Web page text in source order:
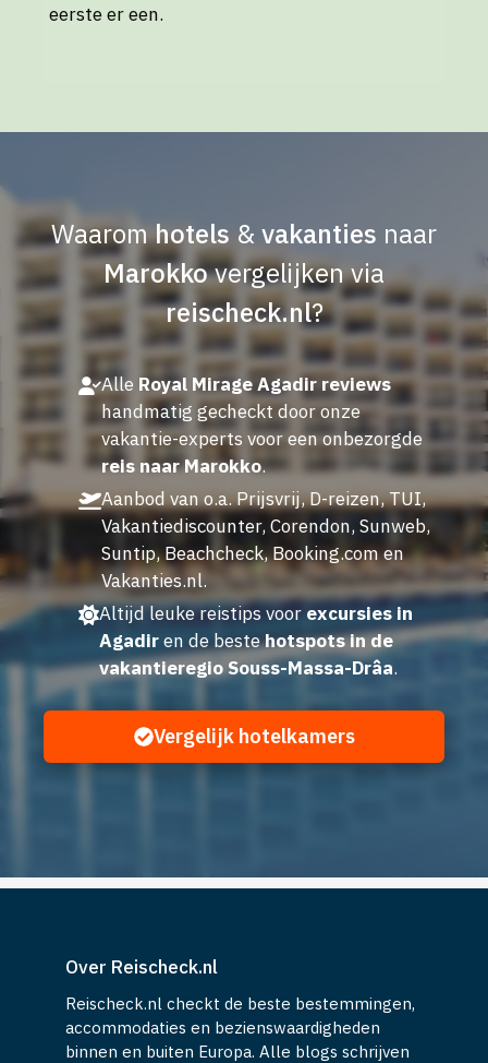
eerste er een.
Waaromhotels & vakanties naar
Marokkovergelijken via
reischeck.nl?
Alle Royal Mirage Agadir reviews
handmatig gecheckt door onze
vakantie-experts voor een onbezorgde
reis naar Marokko.
Aanbod van o.a. Prijsvrij, D-reizen, TUI,
Vakantiediscounter, Corendon, Sunweb,
Suntip, Beachcheck, Booking.com en
Vakanties.nl.
Altijd leuke reistips voor excursies in
Agadiren de bestehotspots in de
vakantieregio Souss-Massa-Drâa.
Vergelijk hotelkamers
Over Reischeck.nl
Reischeck.nl checkt de beste bestemmingen,
accommodaties en bezienswaardigheden
binnen en buiten Europa. Alle blogs schrijven